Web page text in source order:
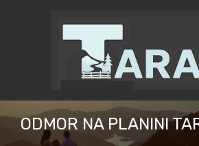
ODMOR NA PLANINI